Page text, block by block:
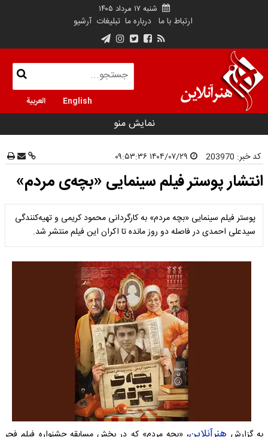
شنبه ۱۷ مرداد ۱۴۰۵
ارتباط با ما درباره ما تبلیغات آرشیو
English العربية
نمایش منو
کد خبر: 203970
انتشار پوستر فیلم سینمایی «بچه‌ی مردم»
پوستر فیلم سینمایی «بچه مردم» به کارگردانی محمود کریمی و تهیه‌کنندگی
سیدعلی احمدی در فاصله دو روز مانده تا اکران این فیلم منتشر شد.